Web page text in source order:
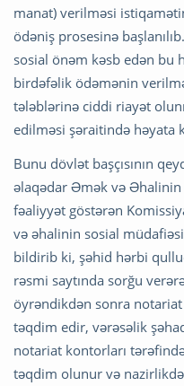
manat) verilməsi
ödəniş prosesinə
sosial önəm kəsb edən bu
birdəfəlik ödəmənin
tələblərinə ciddi riayət
edilməsi şəraitində həyata
Bunu dövlət başçısının
əlaqədar Əmək və
fəaliyyət göstərən
və əhalinin sosial
bildirib ki, şəhid hərbi
rəsmi saytında sorğu
öyrəndikdən sonra
təqdim edir, vərəsəlik
notariat kontorları
təqdim olunur və